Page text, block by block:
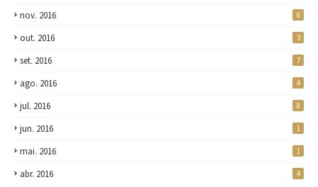
nov. 2016 6
out. 2016 3
set. 2016 7
ago. 2016 4
jul. 2016 8
jun. 2016 1
mai. 2016 1
abr. 2016 4